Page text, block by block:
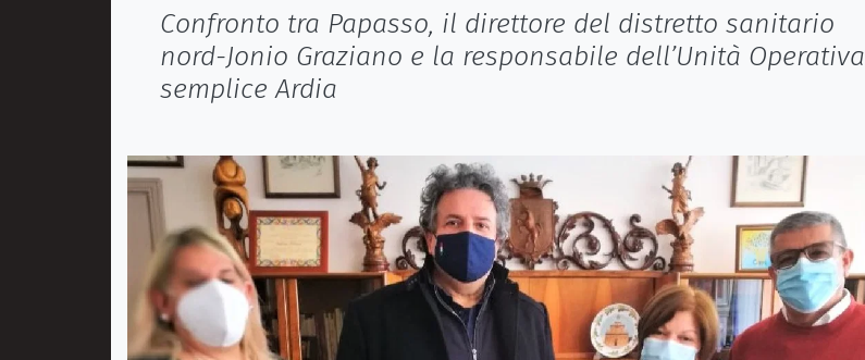
Confronto tra Papasso, il direttore del distretto sanitario
nord-Jonio Graziano e la responsabile dell’Unità Operativa
semplice Ardia